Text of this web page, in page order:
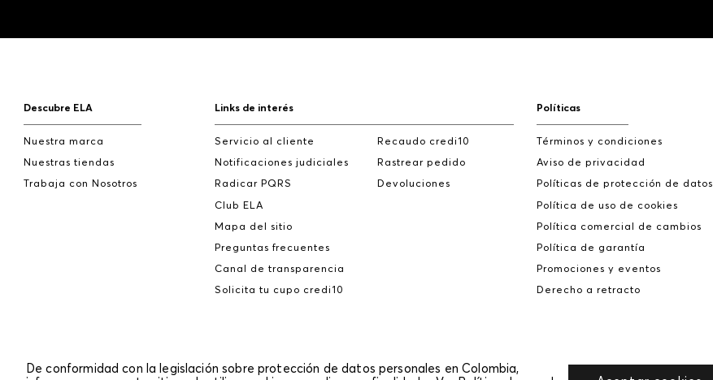
Descubre ELA
Nuestra marca
Nuestras tiendas
Trabaja con Nosotros
Links de interés
Servicio al cliente
Notificaciones judiciales
Radicar PQRS
Club ELA
Mapa del sitio
Preguntas frecuentes
Canal de transparencia
Solicita tu cupo credi10
Recaudo credi10
Rastrear pedido
Devoluciones
Políticas
Términos y condiciones
Aviso de privacidad
Políticas de protección de datos
Política de uso de cookies
Política comercial de cambios
Política de garantía
Promociones y eventos
Derecho a retracto
De conformidad con la legislación sobre protección de datos personales en Colombia,